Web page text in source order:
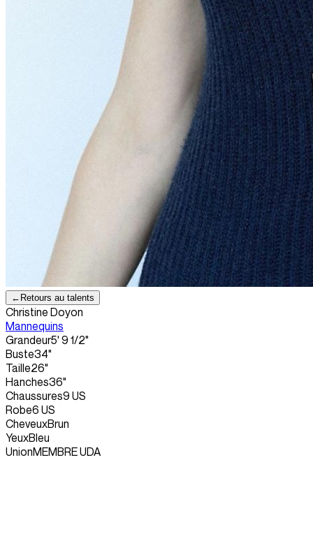
← Retours au talents
Christine Doyon
Mannequins
Grandeur5' 9 1/2"
Buste34"
Taille26"
Hanches36"
Chaussures9 US
Robe6 US
CheveuxBrun
YeuxBleu
UnionMEMBRE UDA